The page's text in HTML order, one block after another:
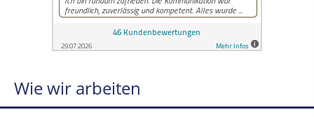
Wie wir arbeiten